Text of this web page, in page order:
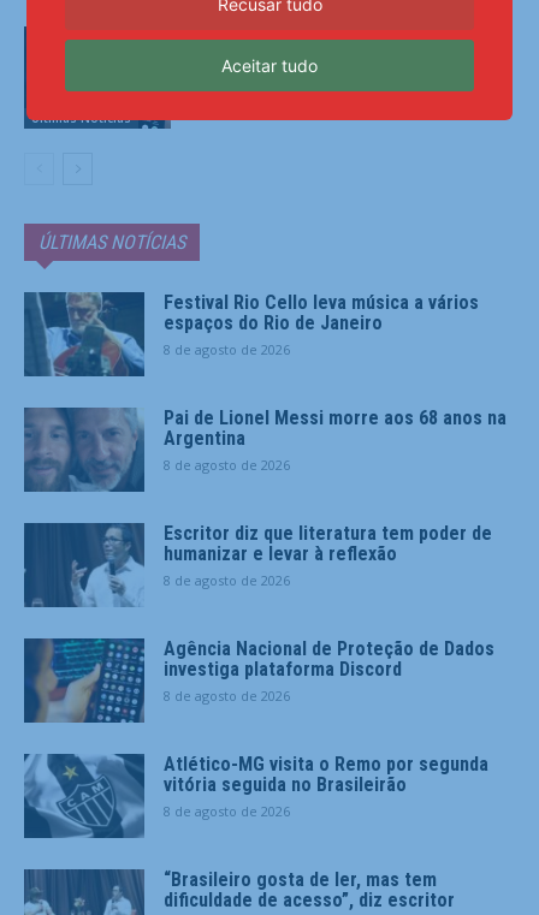
Últimas Notícias
Agência Nacional de Proteção de
Dados investiga plataforma Discord
ÚLTIMAS NOTÍCIAS
Festival Rio Cello leva música a vários
espaços do Rio de Janeiro
8 de agosto de 2026
Pai de Lionel Messi morre aos 68 anos na
Argentina
8 de agosto de 2026
Escritor diz que literatura tem poder de
humanizar e levar à reflexão
8 de agosto de 2026
Agência Nacional de Proteção de Dados
investiga plataforma Discord
8 de agosto de 2026
Atlético-MG visita o Remo por segunda
vitória seguida no Brasileirão
8 de agosto de 2026
“Brasileiro gosta de ler, mas tem
dificuldade de acesso”, diz escritor
Aceitar tudo